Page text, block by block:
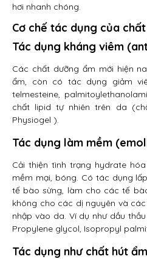
hơi nhanh chóng.
Cơ chế tác dụng của
Tác dụng kháng viêm
Các chất dưỡng ẩm mới hiện
ẩm, còn có tác dụng giảm
telmesteine,
chất lipid tự nhiên trên da
Physiogel ).
Tác dụng làm mềm
Cải thiện tình trạng hydrate
mềm mại, bóng. Có tác dụng
tế bào sừng, làm cho các tế
không cho các dị nguyên và
nhập vào da. Ví dụ như dầu
Propylene glycol, Isopropyl
Tác dụng như chất hút